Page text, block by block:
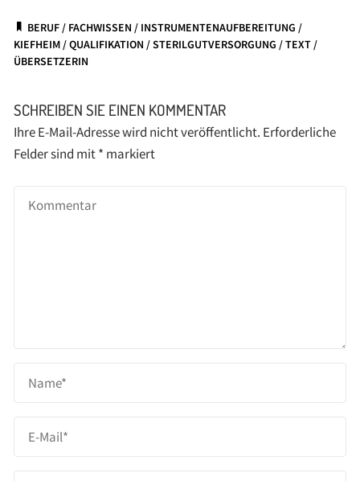
BERUF/ FACHWISSEN / INSTRUMENTENAUFBEREITUNG /
KIEFHEIM/QUALIFIKATION /STERILGUTVERSORGUNG /TEXT/
ÜBERSETZERIN
SCHREIBEN SIE EINEN KOMMENTAR
Ihre E-Mail-Adresse wird nicht veröffentlicht. Erforderliche
Felder sind mit* markiert